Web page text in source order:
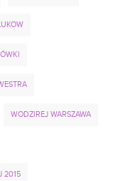
WODZIREJ WARSZAWA
2015